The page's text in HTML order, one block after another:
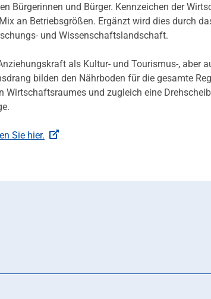
Bürgerinnen und Bürger. Kennzeichen der
an Betriebsgrößen. Ergänzt wird dies durch
und Wissenschaftslandschaft.
als Kultur- und Tourismus-, aber
bilden den Nährboden für die gesamte
Wirtschaftsraumes und zugleich eine
Sie hier.